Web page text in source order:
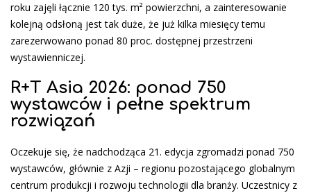
roku zajęli łącznie 120 tys. m² powierzchni, a zainteresowanie
kolejną odsłoną jest tak duże, że już kilka miesięcy temu
zarezerwowano ponad 80 proc. dostępnej przestrzeni
wystawienniczej.
R+T Asia 2026: ponad 750
wystawców i pełne spektrum
rozwiązań
Oczekuje się, że nadchodząca 21. edycja zgromadzi ponad 750
wystawców, głównie z Azji – regionu pozostającego globalnym
centrum produkcji i rozwoju technologii dla branży. Uczestnicy z